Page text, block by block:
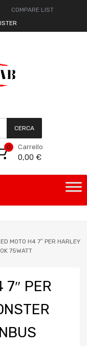
COMPARE LIST
CERCA
Carrello
0,00 €
0
MOTO H4 7″ PER HARLEY
75WATT
7″ PER